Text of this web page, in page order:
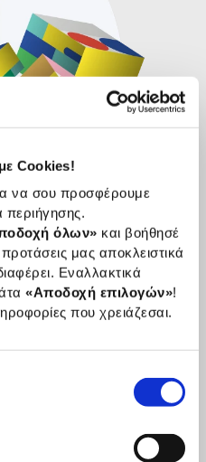
Cookies!
να σου προσφέρουμε
περιήγησης.
όλων» και βοήθησέ
μας αποκλειστικά
Εναλλακτικά
«Αποδοχή επιλογών»!
που χρειάζεσαι.
παρακολουθήσεις σε
η παραγγελία σου.
τις παραγγελίες που